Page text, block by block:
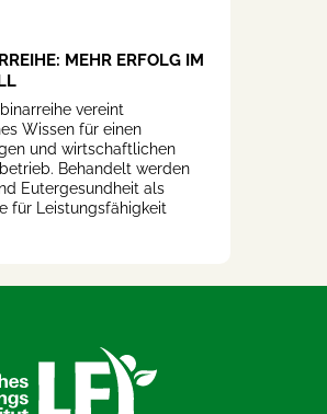
MEHR ERFOLG IM
vereint
Wissen für einen
und wirtschaftlichen
Behandelt werden
Eutergesundheit als
für Leistungsfähigkeit